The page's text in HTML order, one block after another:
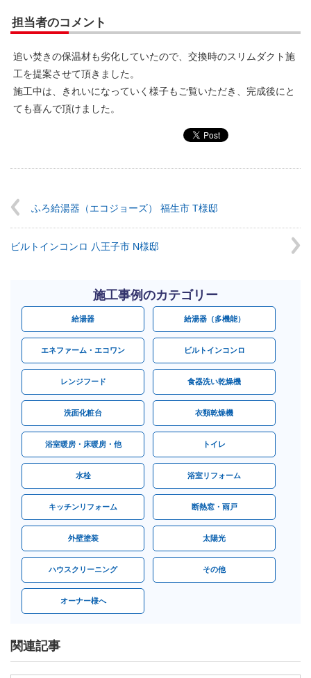
担当者のコメント
追い焚きの保温材も劣化していたので、交換時のスリムダクト施
工を提案させて頂きました。
施工中は、きれいになっていく様子もご覧いただき、完成後にと
ても喜んで頂けました。
ふろ給湯器（エコジョーズ） 福生市 T様邸
ビルトインコンロ 八王子市 N様邸
施工事例のカテゴリー
給湯器 給湯器（多機能）
エネファーム・エコワン ビルトインコンロ
レンジフード 食器洗い乾燥機
洗面化粧台 衣類乾燥機
浴室暖房・床暖房・他 トイレ
水栓 浴室リフォーム
キッチンリフォーム 断熱窓・雨戸
外壁塗装 太陽光
ハウスクリーニング その他
オーナー様へ
関連記事